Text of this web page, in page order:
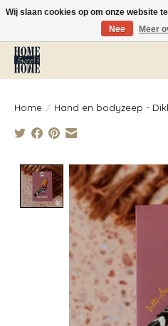
Vóór 14:00 besteld, dezelfde dag
Home / Hand en bodyzeep -
Product image
Wij slaan cookies op om onze website
Nee
Meer